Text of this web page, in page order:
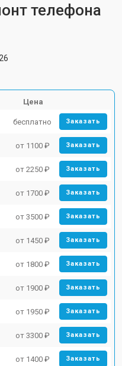
телефона
Цена
бесплатно Заказать
от 1100 ₽ Заказать
от 2250 ₽ Заказать
от 1700 ₽ Заказать
от 3500 ₽ Заказать
от 1450 ₽ Заказать
от 1800 ₽ Заказать
от 1900 ₽ Заказать
от 1950 ₽ Заказать
от 3300 ₽ Заказать
от 1400 ₽ Заказать